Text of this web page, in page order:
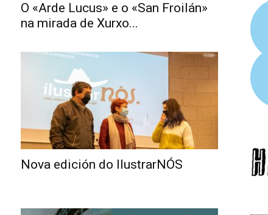
O «Arde Lucus» e o «San Froilán»
na mirada de Xurxo...
Nova edición do IlustrarNÓS